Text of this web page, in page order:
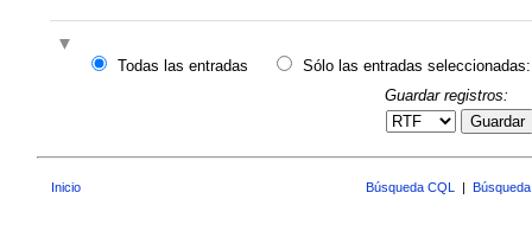
Todas las entradas
Sólo las entradas seleccionadas:
Guardar registros:
Guardar
Inicio Búsqueda CQL